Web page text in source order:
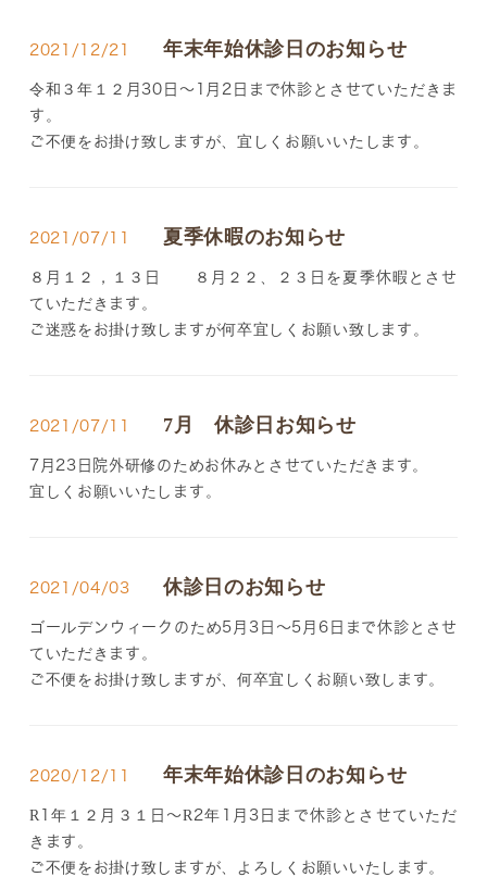
2021/12/21 年末年始休診日のお知らせ
令和３年１２月30日～1月2日まで休診とさせていただきま
す。
ご不便をお掛け致しますが、宜しくお願いいたします。
2021/07/11 夏季休暇のお知らせ
８月１２，１３日 ８月２２、２３日を夏季休暇とさせ
ていただきます。
ご迷惑をお掛け致しますが何卒宜しくお願い致します。
2021/07/11 7月 休診日お知らせ
7月23日院外研修のためお休みとさせていただきます。
宜しくお願いいたします。
2021/04/03 休診日のお知らせ
ゴールデンウィークのため5月3日～5月6日まで休診とさせ
ていただきます。
ご不便をお掛け致しますが、何卒宜しくお願い致します。
2020/12/11 年末年始休診日のお知らせ
R1年１２月３１日～R2年1月3日まで休診とさせていただ
きます。
ご不便をお掛け致しますが、よろしくお願いいたします。